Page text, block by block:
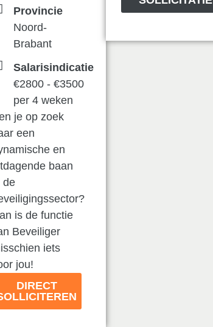
Provincie
Noord-
Brabant
Salarisindicatie
€2800 - €3500
per 4 weken
je op zoek
een
en
baan
de
is de functie
Beveiliger
iets
jou!
DIRECT